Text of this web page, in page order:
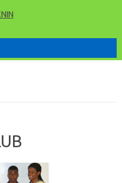
to content